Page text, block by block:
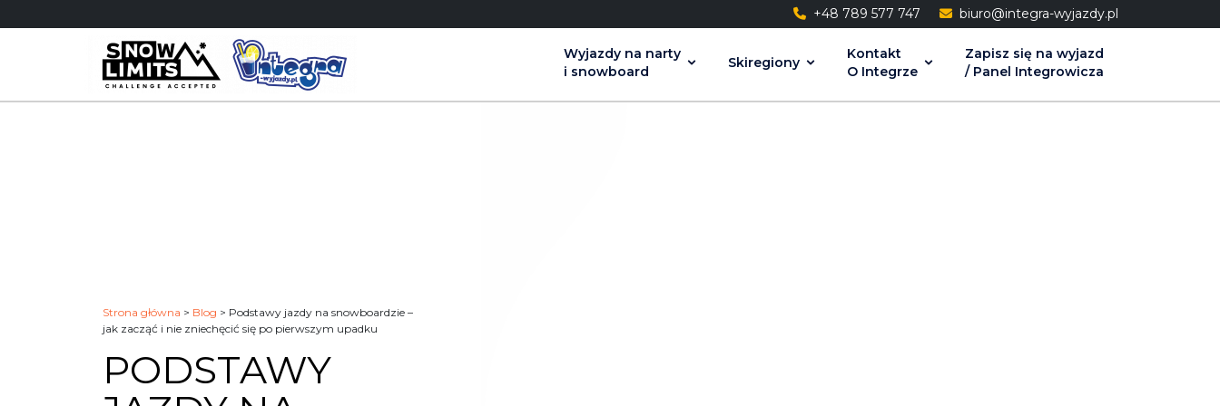
content
+48 789 577 747 biuro@integra-wyjazdy.pl
Wyjazdy na narty
i snowboard
Skiregiony
Kontakt
O Integrze
Zapisz się na wyjazd
/ Panel Integrowicza
Strona główna > Blog > Podstawy jazdy na snowboardzie –
jak zacząć i nie zniechęcić się po pierwszym upadku
PODSTAWY